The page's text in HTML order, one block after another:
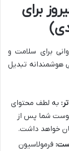
برای
برای سلامت و
هوشمندانه تبدیل
به لطف محتوای
پوست شما پس از
خواهد داشت.
فرمولاسیون